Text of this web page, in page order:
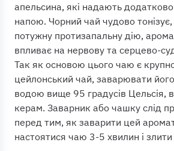
апельсина, які надають
напою. Чорний чай чудово
потужну протизапальну дію,
впливає на нервову та серцево-
Так як основою цього чаю є
цейлонський чай, заварювати
водою вище 95 градусів Цельсія,
керам. Заварник або чашку слід
перед тим, як заварити цей
настоятися чаю 3-5 хвилин і